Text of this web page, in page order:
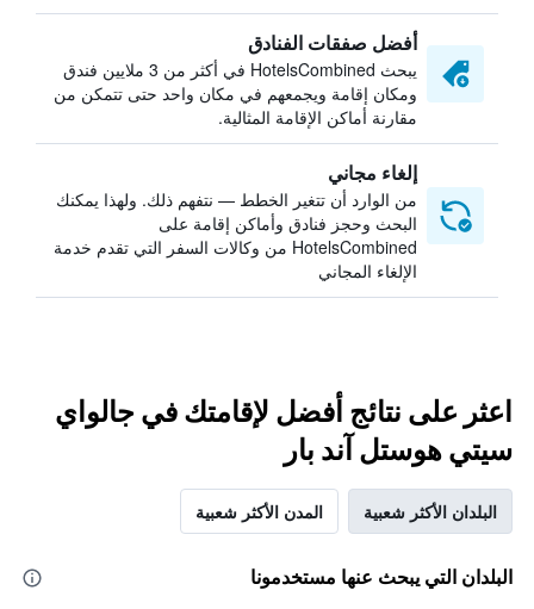
أفضل صفقات الفنادق
يبحث HotelsCombined في أكثر من 3 ملايين فندق
ومكان إقامة ويجمعهم في مكان واحد حتى تتمكن من
مقارنة أماكن الإقامة المثالية.
إلغاء مجاني
من الوارد أن تتغير الخطط — نتفهم ذلك. ولهذا يمكنك
البحث وحجز فنادق وأماكن إقامة على
HotelsCombined من وكالات السفر التي تقدم خدمة
الإلغاء المجاني
اعثر على نتائج أفضل لإقامتك في جالواي
سيتي هوستل آند بار
البلدان الأكثر شعبية المدن الأكثر شعبية
البلدان التي يبحث عنها مستخدمونا